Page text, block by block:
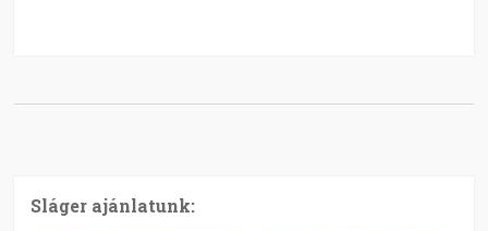
Sláger ajánlatunk: